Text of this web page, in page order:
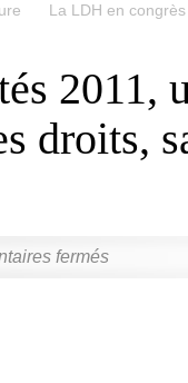
La LDH en
2011,
droits,
fermés